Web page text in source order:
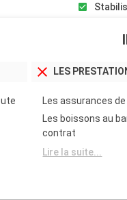
LES
Les assurances
Les boissons au
contrat
Lire la suite...